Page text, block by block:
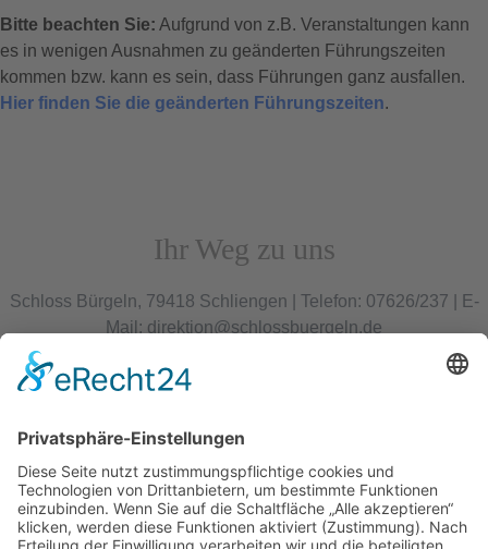
Bitte beachten Sie: Aufgrund von z.B. Veranstaltungen kann
es in wenigen Ausnahmen zu geänderten Führungszeiten
kommen bzw. kann es sein, dass Führungen ganz ausfallen.
Hier finden Sie die geänderten Führungszeiten.
Ihr Weg zu uns
Schloss Bürgeln, 79418 Schliengen | Telefon: 07626/237 | E-
Mail: direktion@schlossbuergeln.de
Wir benötigen Ihre
Zustimmung, um den
Google Maps-Service
zu laden!